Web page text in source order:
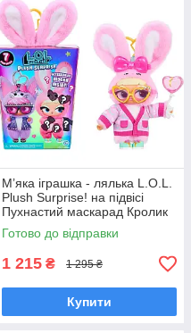
футляру: підставка
модна сумочка для
L. O. L. та поповнити
М’яка іграшка - лялька L.O.L.
Plush Surprise! на підвісі
Пухнастий маскарад Кролик
Сінна Лол з вушками 249498-
3
Готово до відправки
1 215 ₴ 1 295 ₴
Купити